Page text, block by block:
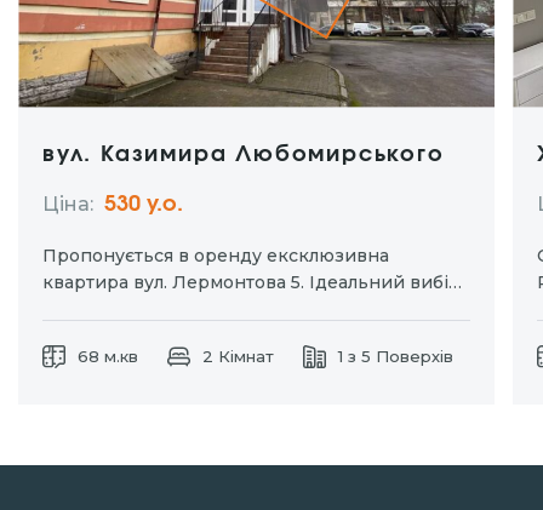
вул. Казимира Любомирського
Ціна: 530 y.о.
Пропонується в оренду ексклюзивна
квартира вул. Лермонтова 5. Ідеальний вибір
затишком власного простору без зайвих
Кухня-студія та…
68 м.кв 2 Кімнат 1 з 5 Поверхів